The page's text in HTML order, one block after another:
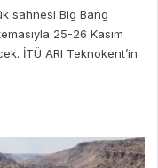
sahnesi Big Bang
25-26 Kasım
İTÜ ARI Teknokent’in